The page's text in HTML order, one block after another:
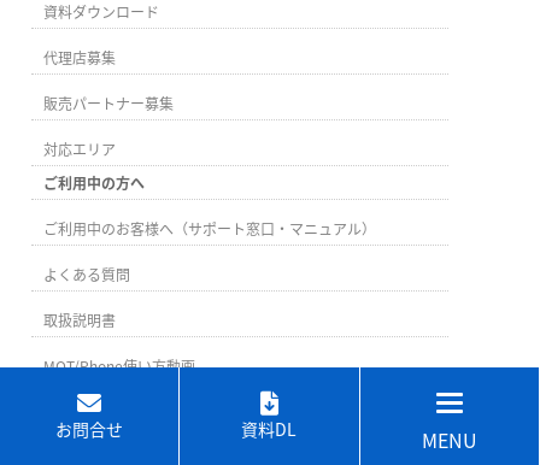
資料ダウンロード
代理店募集
販売パートナー募集
対応エリア
ご利用中の方へ
ご利用中のお客様へ（サポート窓口・マニュアル）
よくある質問
取扱説明書
MOT/Phone使い方動画
お問合せ 資料DL MENU